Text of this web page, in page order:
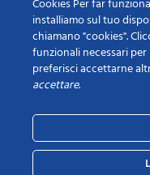
Cookies Per far
installiamo sul tuo
chiamano "cookies".
funzionali necessari
preferisci accettarne
accettare.